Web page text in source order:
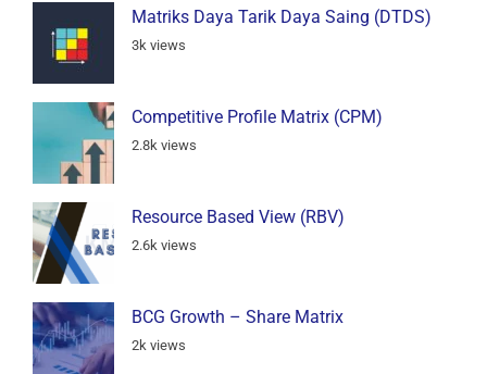
Matriks Daya Tarik Daya Saing (DTDS)
3k views
Competitive Profile Matrix (CPM)
2.8k views
Resource Based View (RBV)
2.6k views
BCG Growth – Share Matrix
2k views